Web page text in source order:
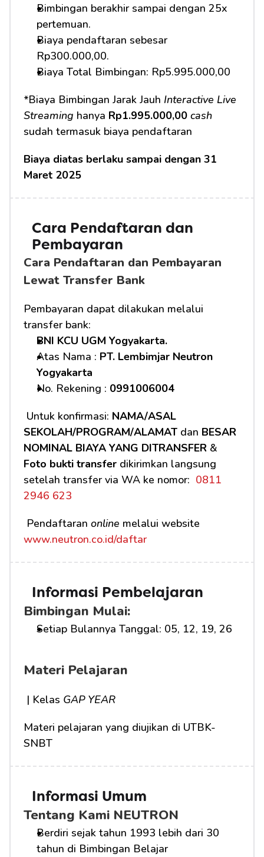
Bimbingan berakhir sampai dengan 25x
pertemuan.
Biaya pendaftaran sebesar
Rp300.000,00.
Biaya Total Bimbingan: Rp5.995.000,00
*Biaya Bimbingan Jarak Jauh Interactive Live
Streaming hanya Rp1.995.000,00 cash
sudah termasuk biaya pendaftaran
Biaya diatas berlaku sampai dengan 31
Maret 2025
Cara Pendaftaran dan
Pembayaran
Cara Pendaftaran dan Pembayaran
Lewat Transfer Bank
Pembayaran dapat dilakukan melalui
transfer bank:
BNI KCU UGM Yogyakarta.
Atas Nama : PT. Lembimjar Neutron
Yogyakarta
No. Rekening : 0991006004
Untuk konfirmasi: NAMA/ASAL
SEKOLAH/PROGRAM/ALAMAT dan BESAR
NOMINAL BIAYA YANG DITRANSFER
Foto bukti transfer dikirimkan langsung
setelah transfer via WA ke nomor: 0811
2946 623
Pendaftaran online
www.neutron.co.id/daftar
Informasi Pembelajaran
Bimbingan Mulai:
Setiap Bulannya Tanggal: 05, 12, 19, 26
Materi Pelajaran
| Kelas GAP YEAR
Materi pelajaran yang diujikan di UTBK-
SNBT
Informasi Umum
Tentang Kami NEUTRON
Berdiri sejak tahun 1993 lebih dari 30
tahun di Bimbingan Belajar